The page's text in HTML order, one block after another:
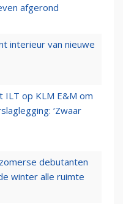
afgerond
interieur van nieuwe
op KLM E&M om
‘Zwaar
debutanten
winter alle ruimte